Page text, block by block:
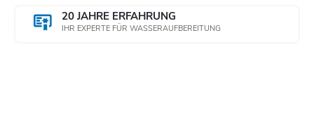
20 JAHRE ERFAHRUNG
IHR EXPERTE FÜR WASSERAUFBEREITUNG